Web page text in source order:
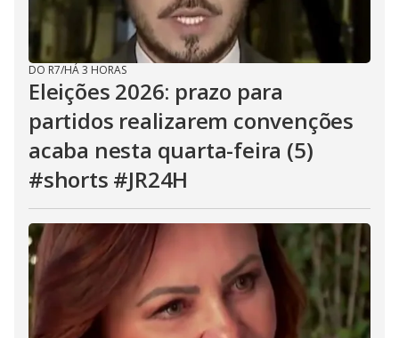
DO R7/HÁ 3 HORAS
Eleições 2026: prazo para
partidos realizarem convenções
acaba nesta quarta-feira (5)
#shorts #JR24H